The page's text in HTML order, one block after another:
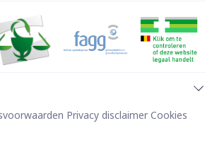
Privacy disclaimer Cookies